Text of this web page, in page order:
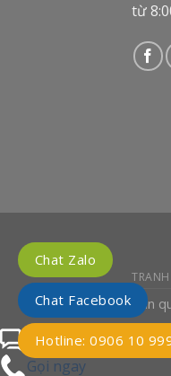
từ
Bản
Chat Zalo
Chat Facebook
Hotline: 0906 10
Chat Facebook với tư
Gọi ngay